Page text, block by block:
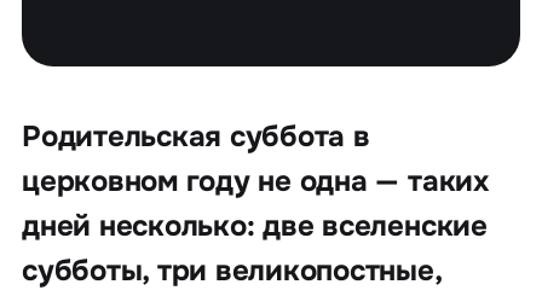
Родительская суббота в
церковном году не одна — таких
дней несколько: две вселенские
субботы, три великопостные,